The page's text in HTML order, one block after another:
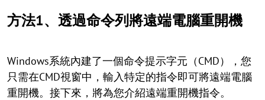
方法1、透過命令列將遠端電腦重開機
Windows系統內建了一個命令提示字元（CMD），您
只需在CMD視窗中，輸入特定的指令即可將遠端電腦
重開機。接下來，將為您介紹遠端重開機指令。